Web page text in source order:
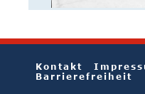
Kontakt
Barrierefreiheit